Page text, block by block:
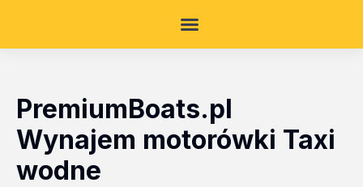
PremiumBoats.pl
Wynajem motorówki Taxi
wodne